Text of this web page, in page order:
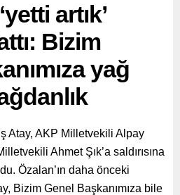
artık’
Bizim
yağ
Atay, AKP Milletvekili Alpay
Ahmet Şık’a saldırısına
Özalan’ın daha önceki
Bizim Genel Başkanımıza bile